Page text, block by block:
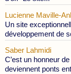
Lucienne Maville-
Un site
développement de
Saber Lahmidi
C’est un honneur
deviennent ponts